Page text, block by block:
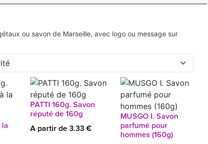
ou savon de Marseille, avec logo ou message sur
la
PATTI 160g. Savon
réputé de 160g
A partir de 3.33 €
MUSGO I. Savon
parfumé pour
hommes (160g)